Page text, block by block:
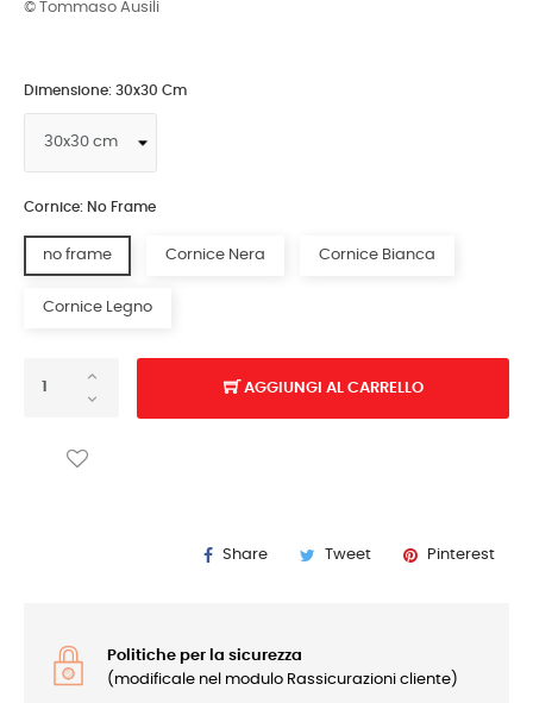
© Tommaso Ausili
Dimensione: 30x30 Cm
Cornice: No Frame
no frame Cornice Nera Cornice Bianca
Cornice Legno
AGGIUNGI AL CARRELLO
Share Tweet Pinterest
Politiche per la sicurezza
(modificale nel modulo Rassicurazioni cliente)